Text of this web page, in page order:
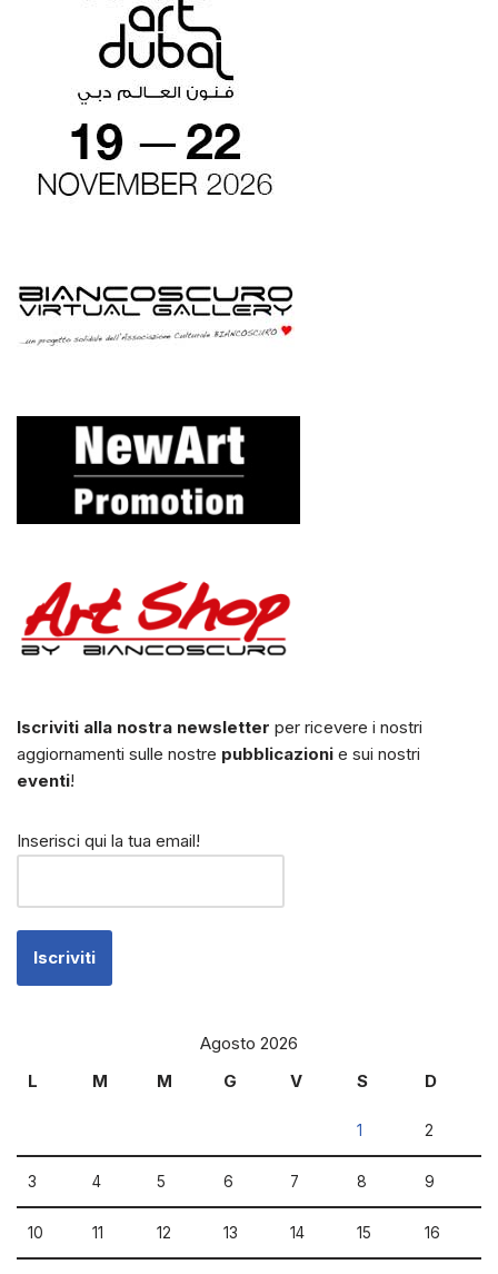
Iscriviti alla nostra newsletter per ricevere i nostri
aggiornamenti sulle nostre pubblicazioni e sui nostri
eventi!
Inserisci qui la tua email!
Agosto 2026
L
M M G V S D
1 2
3 4 5 6 7 8 9
10 11 12 13 14 15 16